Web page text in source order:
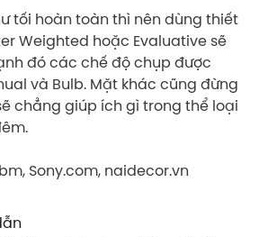
tối hoàn toàn thì nên dùng thiết
Weighted hoặc Evaluative sẽ
đó các chế độ chụp được
và Bulb. Mặt khác cũng đừng
chẳng giúp ích gì trong thể loại
Sony.com, naidecor.vn